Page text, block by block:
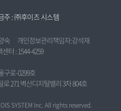
주 : ㈜후이즈 시스템
숙
개인정보관리책임자:강석재
센터 : 1544-4259
구로-0299호
271 벽산디지털밸리 3차 804호
SYSTEM Inc. All rights reserved.